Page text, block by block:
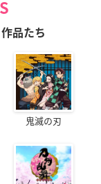
品たち
鬼滅の刃